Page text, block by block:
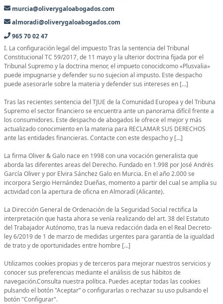
murcia@oliverygaloabogados.com
almoradi@oliverygaloabogados.com
965 70 02 47
I. La configuración legal del impuesto Tras la sentencia del Tribunal
Constitucional TC 59/2017, de 11 mayo y la ulterior doctrina fijada por el
Tribunal Supremo y la doctrina menor, el impueto conocidcomo «Plusvalia»
puede impugnarse y defender su no sujecion al impusto. Este despacho
puede asesorarle sobre la materia y defender sus intereses en […]
Tras las recientes sentencia del TJUE de la Comunidad Europea y del Tribuna
Supremo el sector financiero se encuentra ante un panorama difícil frente a
los consumidores. Este despacho de abogados le ofrece el mejor y más
actualizado conocimiento en la materia para RECLAMAR SUS DERECHOS
ante las entidades financieras. Contacte con este despacho y […]
La firma Oliver & Galo nace en 1998 con una vocación generalista que
aborda las diferentes areas del Derecho. Fundado en 1.998 por José Andrés
García Oliver y por Elvira Sánchez Galo en Murcia. En el año 2.000 se
incorpora Sergio Hernández Dueñas, momento a partir del cual se amplia su
actividad con la apertura de oficna en Almoradí (Alicante).
La Dirección General de Ordenación de la Seguridad Social rectifica la
interpretación que hasta ahora se venía realizando del art. 38 del Estatuto
del Trabajador Autónomo, tras la nueva redacción dada en el Real Decreto-
ley 6/2019 de 1 de marzo de medidas urgentes para garantía de la igualdad
de trato y de oportunidades entre hombre […]
Utilizamos cookies propias y de terceros para mejorar nuestros servicios y
conocer sus preferencias mediante el análisis de sus hábitos de
navegación.Consulta nuestra política. Puedes aceptar todas las cookies
pulsando el botón "Aceptar” o configurarlas o rechazar su uso pulsando el
botón "Configurar".